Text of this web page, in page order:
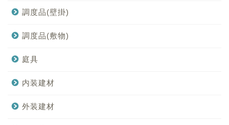
調度品(壁掛)
調度品(敷物)
庭具
内装建材
外装建材